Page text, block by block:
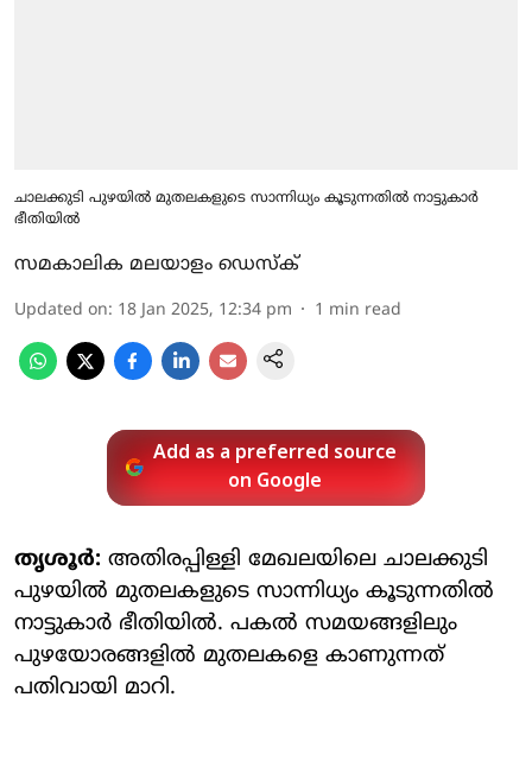
ചാലക്കുടി പുഴയില്‍ മുതലകളുടെ സാന്നിധ്യം കൂടുന്നതില്‍ നാട്ടുകാര്‍
ഭീതിയില്‍
സമകാലിക മലയാളം ഡെസ്ക്
Updated on: 18 Jan 2025, 12:34 pm 1 min read
Add as a preferred source
on Google
തൃശൂര്‍: അതിരപ്പിള്ളി മേഖലയിലെ ചാലക്കുടി
പുഴയില്‍ മുതലകളുടെ സാന്നിധ്യം കൂടുന്നതില്‍
നാട്ടുകാര്‍ ഭീതിയില്‍. പകല്‍ സമയങ്ങളിലും
പുഴയോരങ്ങളില്‍ മുതലകളെ കാണുന്നത്
പതിവായി മാറി.